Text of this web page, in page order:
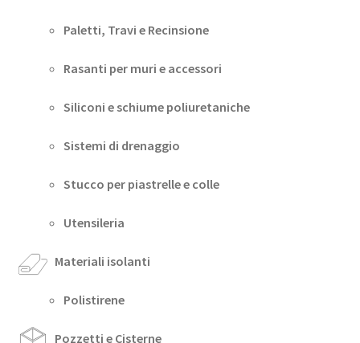
Paletti, Travi e Recinsione
Rasanti per muri e accessori
Siliconi e schiume poliuretaniche
Sistemi di drenaggio
Stucco per piastrelle e colle
Utensileria
Materiali isolanti
Polistirene
Pozzetti e Cisterne